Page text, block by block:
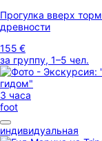
Прогулка вверх
древности
155 €
за группу, 1–5 чел.
3 часа
foot
индивидуальная